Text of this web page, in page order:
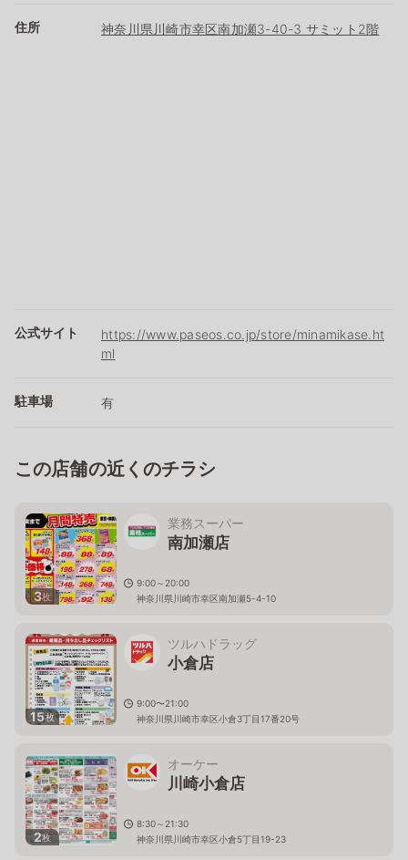
住所 神奈川県川崎市幸区南加瀬3-40-3 サミット2階
公式サイト
https://www.paseos.co.jp/store/minamikase.ht
ml
駐車場 有
この店舗の近くのチラシ
3枚
業務スーパー
南加瀬店
9:00～20:00
神奈川県川崎市幸区南加瀬5-4-10
15枚
ツルハドラッグ
小倉店
9:00〜21:00
神奈川県川崎市幸区小倉3丁目17番20号
2枚
オーケー
川崎小倉店
8:30～21:30
神奈川県川崎市幸区小倉5丁目19-23